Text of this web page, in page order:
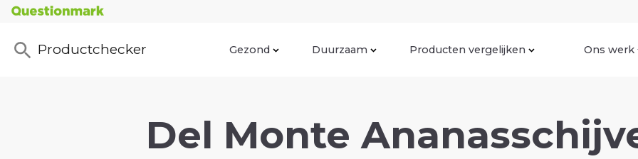
Productchecker Gezond Duurzaam Producten vergelijken Ons werk
Del Monte